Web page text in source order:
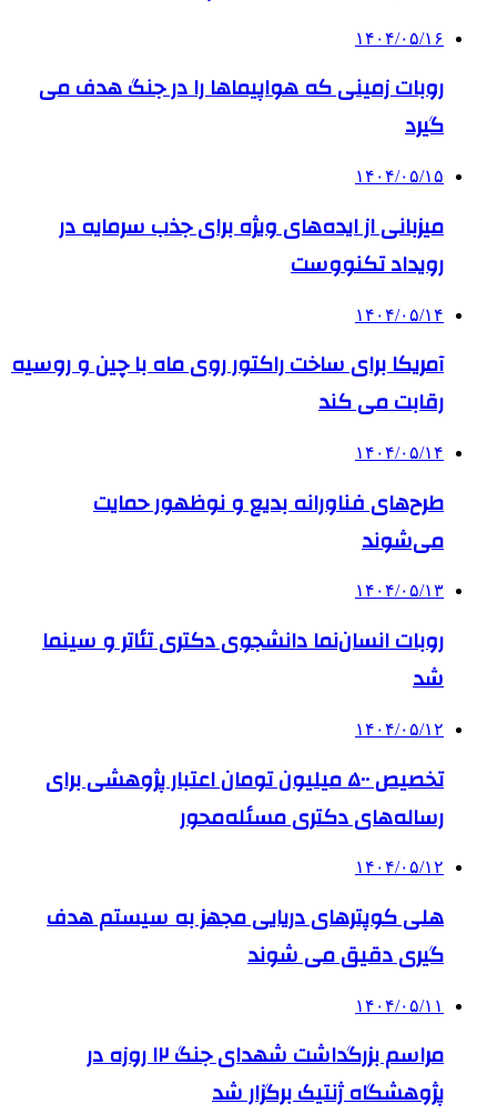
۱۴۰۴/۰۵/۱۶
روبات زمینی که هواپیماها را در جنگ هدف می
گیرد
۱۴۰۴/۰۵/۱۵
میزبانی از ایده‌های ویژه برای جذب سرمایه در
رویداد تکنووست
۱۴۰۴/۰۵/۱۴
آمریکا برای ساخت راکتور روی ماه با چین و روسیه
رقابت می کند
۱۴۰۴/۰۵/۱۴
طرح‌های فناورانه بدیع و نوظهور حمایت
می‌شوند
۱۴۰۴/۰۵/۱۳
روبات انسان‌نما دانشجوی دکتری تئاتر و سینما
شد
۱۴۰۴/۰۵/۱۲
تخصیص ۵۰۰ میلیون تومان اعتبار پژوهشی برای
رساله‌های دکتری مسئله‌محور
۱۴۰۴/۰۵/۱۲
هلی کوپترهای دریایی مجهز به سیستم هدف
گیری دقیق می شوند
۱۴۰۴/۰۵/۱۱
مراسم بزرگداشت شهدای جنگ ۱۲ روزه در
پژوهشگاه ژنتیک برگزار شد